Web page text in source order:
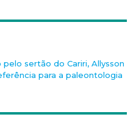
pelo sertão do Cariri, Allysson
para a paleontologia